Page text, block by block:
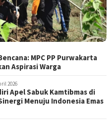
MPC PP Purwakarta
Aspirasi Warga
2026
Apel Sabuk Kamtibmas di
Menuju Indonesia Emas